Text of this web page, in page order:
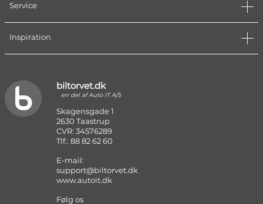
Service
Inspiration
biltorvet.dk
en del af Auto IT A/S
Skagensgade 1
2630 Taastrup
CVR: 34576289
Tlf.: 88 82 62 60
E-mail:
support@biltorvet.dk
www.autoit.dk
Følg os